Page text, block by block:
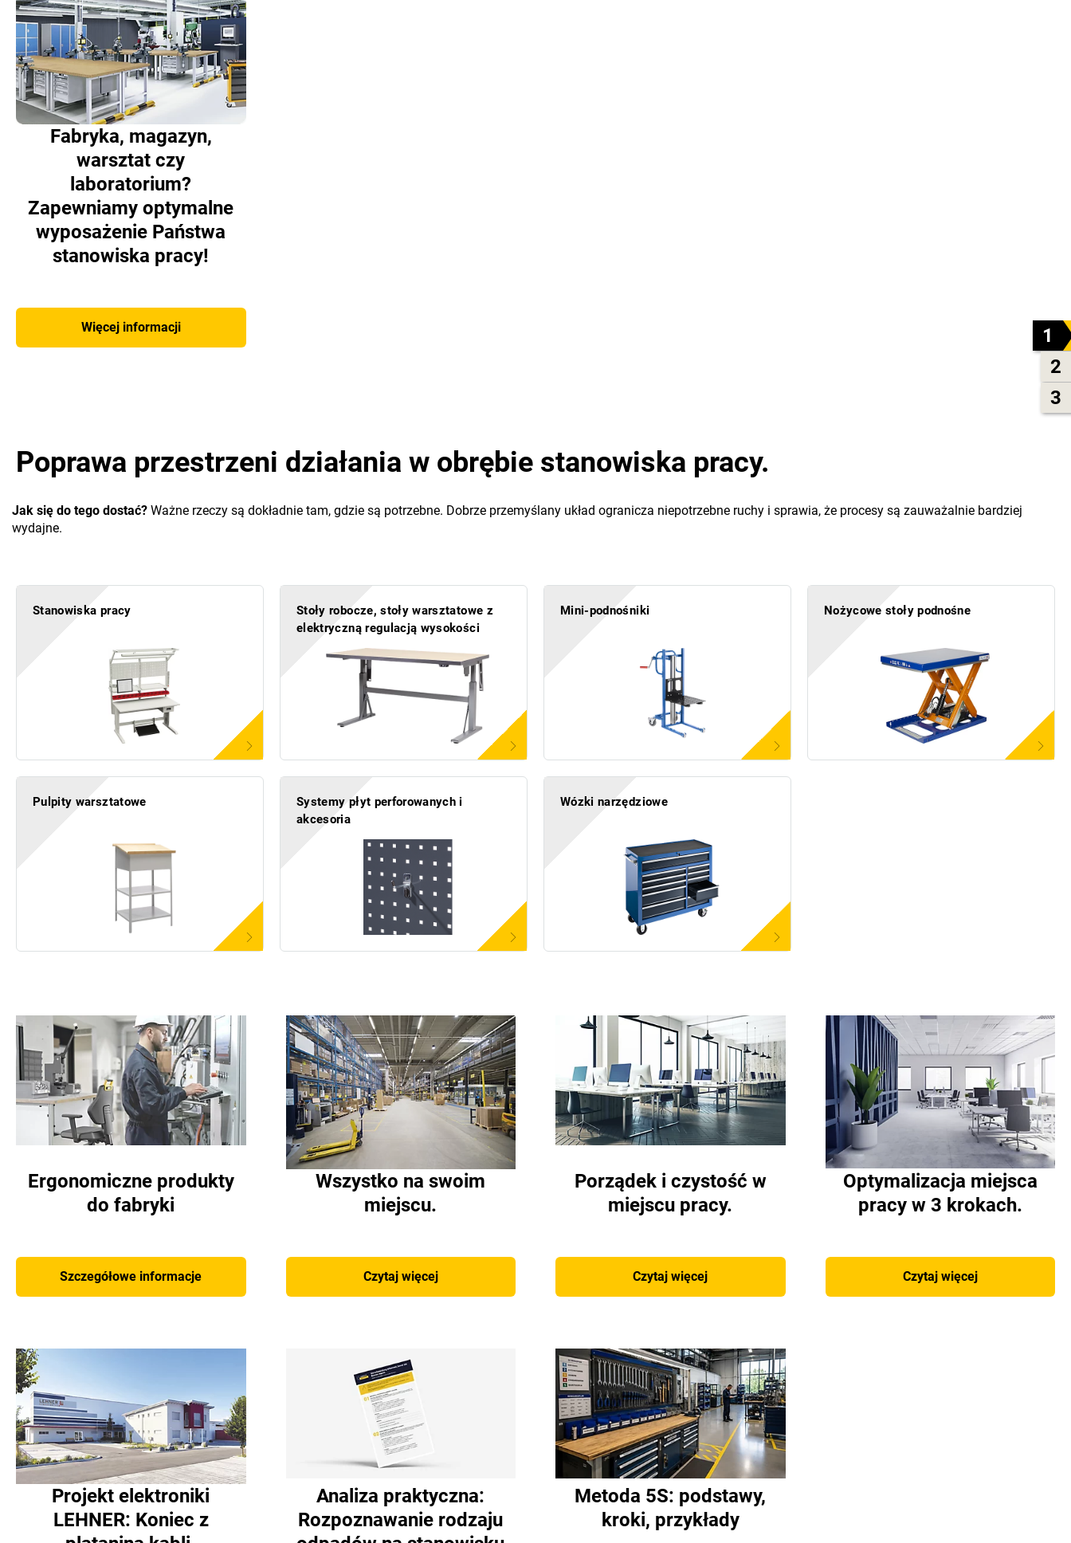
1
2
3
Fabryka, magazyn,
warsztat czy
laboratorium?
Zapewniamy optymalne
wyposażenie Państwa
stanowiska pracy!
Więcej informacji
Poprawa przestrzeni działania w obrębie stanowiska pracy.
Jak się do tego dostać? Ważne rzeczy są dokładnie tam, gdzie są potrzebne. Dobrze przemyślany układ ogranicza niepotrzebne ruchy i sprawia, że procesy są zauważalnie bardziej
wydajne.
Stanowiska pracy
Stoły robocze, stoły warsztatowe z
elektryczną regulacją wysokości
Mini-podnośniki Nożycowe stoły podnośne
Pulpity warsztatowe
Systemy płyt perforowanych i
akcesoria
Wózki narzędziowe
Ergonomiczne produkty
do fabryki
Szczegółowe informacje
Wszystko na swoim
miejscu.
Czytaj więcej
Porządek i czystość w
miejscu pracy.
Czytaj więcej
Optymalizacja miejsca
pracy w 3 krokach.
Czytaj więcej
Projekt elektroniki
LEHNER: Koniec z
Analiza praktyczna:
Rozpoznawanie rodzaju
Metoda 5S: podstawy,
kroki, przykłady